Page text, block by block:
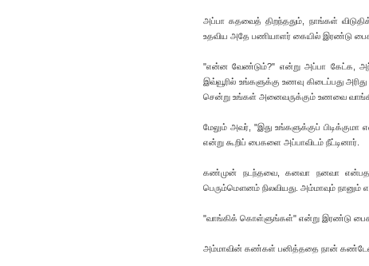
அப்பா கதவைத் திறந்ததும், நாங்கள்
உதவிய அதே பணியாளர் கையில் இரண்டு
"என்ன வேண்டும்?" என்று அப்பா கேட்க,
இவ்வூரில் உங்களுக்கு உணவு கிடைப்பது
சென்று உங்கள் அனைவருக்கும் உணவை
மேலும் அவர், "இது உங்களுக்குப்
என்று கூறிப் பைகளை அப்பாவிடம் நீட்டினார்.
கண்முன் நடந்தவை, கனவா நனவா
பெரும்மௌனம் நிலவியது. அம்மாவும் நானும்
"வாங்கிக் கொள்ளுங்கள்" என்று இரண்டு
அம்மாவின் கண்கள் பனித்ததை நான் கண்டேன்.